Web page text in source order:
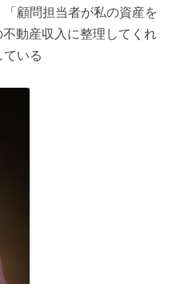
顧問担当者が私の資産を
動産収入に整理してくれ
いる